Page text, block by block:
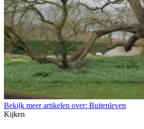
Bekijk meer artikelen over: Buitenleven
Kijken